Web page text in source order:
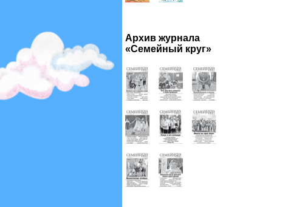
Архив журнала
«Семейный круг»